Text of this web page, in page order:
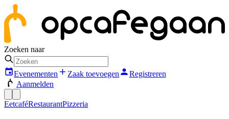
Zoeken naar
Evenementen Zaak toevoegen
Registreren
Aanmelden
EetcaféRestaurantPizzeria